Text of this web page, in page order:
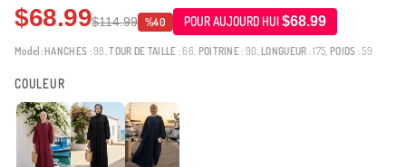
$68.99$114.99 %40 POUR AUJOURD HUI $68.99
Model: HANCHES : 98,TOUR DE TAILLE : 66, POITRINE: 90, LONGUEUR : 175, POIDS : 59
COULEUR